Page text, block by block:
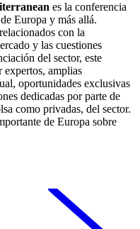
es la conferencia
Europa y más allá.
con la
y las cuestiones
del sector, este
amplias
oportunidades exclusivas
dedicadas por parte de
como privadas, del sector.
de Europa sobre